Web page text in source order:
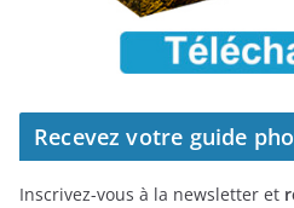
Recevez votre guide
Inscrivez-vous à la newsletter et